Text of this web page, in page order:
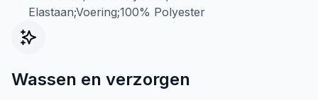
Elastaan;Voering;100% Polyester
Wassen en verzorgen